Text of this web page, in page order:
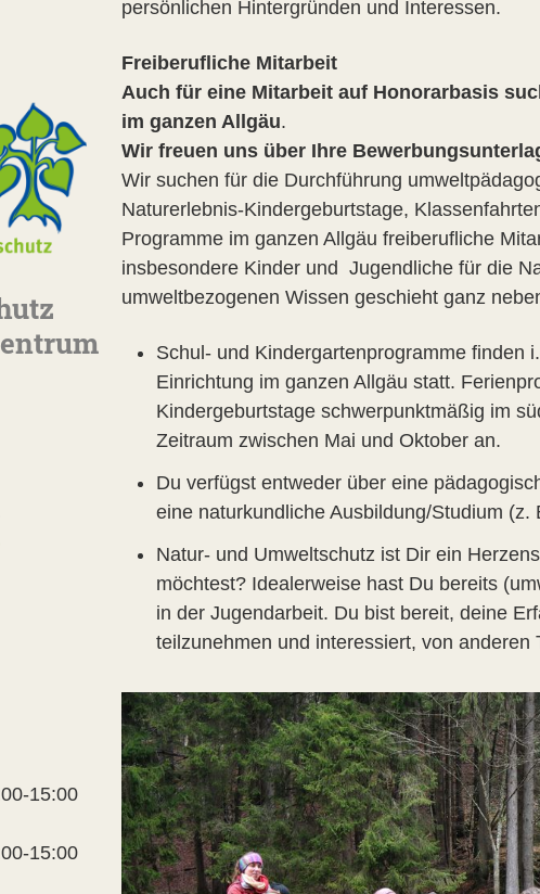
persönlichen Hintergründen und Interessen.
Freiberufliche Mitarbeit
Auch für eine Mitarbeit auf Honorarbasis
im ganzen Allgäu.
Wir freuen uns über Ihre
Wir suchen für die Durchführung
Naturerlebnis-Kindergeburtstage,
Programme im ganzen Allgäu freiberufliche
insbesondere Kinder und Jugendliche für die
umweltbezogenen Wissen geschieht ganz
Schul- und Kindergartenprogramme finden
Einrichtung im ganzen Allgäu statt.
Kindergeburtstage schwerpunktmäßig im
Zeitraum zwischen Mai und Oktober an.
Du verfügst entweder über eine
eine naturkundliche Ausbildung/Studium
Natur- und Umweltschutz ist Dir ein
möchtest? Idealerweise hast Du bereits
in der Jugendarbeit. Du bist bereit, deine
teilzunehmen und interessiert, von anderen
15:00
15:00